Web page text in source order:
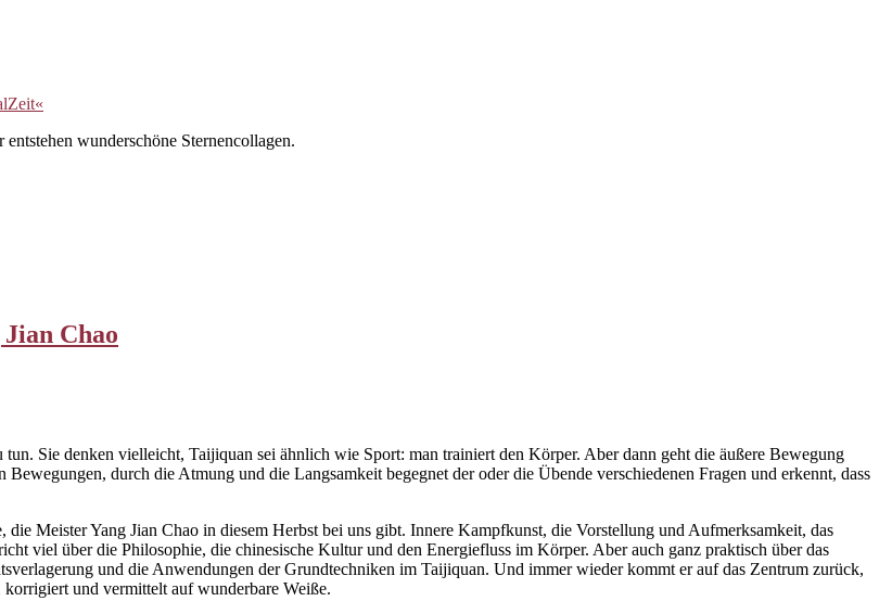
wunderschöne Sternencollagen.
Chao
Sie denken vielleicht, Taijiquan sei ähnlich wie Sport: man trainiert den Körper. Aber dann geht die äußere Bewegung
durch die Atmung und die Langsamkeit begegnet der oder die Übende verschiedenen Fragen und erkennt, dass
Meister Yang Jian Chao in diesem Herbst bei uns gibt. Innere Kampfkunst, die Vorstellung und Aufmerksamkeit, das
viel über die Philosophie, die chinesische Kultur und den Energiefluss im Körper. Aber auch ganz praktisch über das
und die Anwendungen der Grundtechniken im Taijiquan. Und immer wieder kommt er auf das Zentrum zurück,
und vermittelt auf wunderbare Weiße.